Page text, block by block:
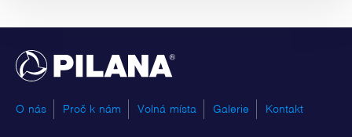
PILANA
O nás Proč k nám Volná místa Galerie Kontakt